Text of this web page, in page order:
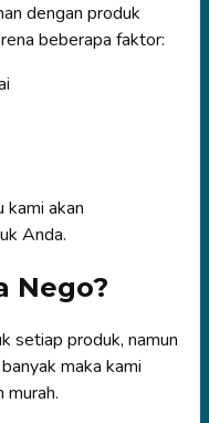
dengan produk
beberapa faktor:
kami akan
Anda.
Nego?
setiap produk, namun
maka kami
murah.